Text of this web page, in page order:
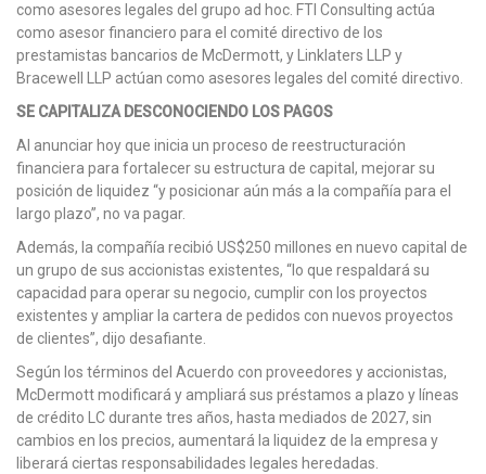
como asesores legales del grupo ad hoc. FTI Consulting actúa
como asesor financiero para el comité directivo de los
prestamistas bancarios de McDermott, y Linklaters LLP y
Bracewell LLP actúan como asesores legales del comité directivo.
SE CAPITALIZA DESCONOCIENDO LOS PAGOS
Al anunciar hoy que inicia un proceso de reestructuración
financiera para fortalecer su estructura de capital, mejorar su
posición de liquidez “y posicionar aún más a la compañía para el
largo plazo”, no va pagar.
Además, la compañía recibió US$250 millones en nuevo capital de
un grupo de sus accionistas existentes, “lo que respaldará su
capacidad para operar su negocio, cumplir con los proyectos
existentes y ampliar la cartera de pedidos con nuevos proyectos
de clientes”, dijo desafiante.
Según los términos del Acuerdo con proveedores y accionistas,
McDermott modificará y ampliará sus préstamos a plazo y líneas
de crédito LC durante tres años, hasta mediados de 2027, sin
cambios en los precios, aumentará la liquidez de la empresa y
liberará ciertas responsabilidades legales heredadas.